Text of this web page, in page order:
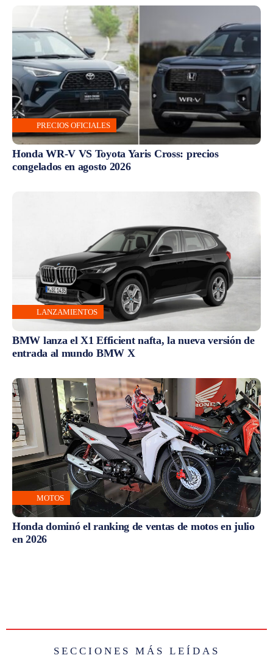
PRECIOS OFICIALES
Honda WR-V VS Toyota Yaris Cross: precios
congelados en agosto 2026
LANZAMIENTOS
BMW lanza el X1 Efficient nafta, la nueva versión de
entrada al mundo BMW X
MOTOS
Honda dominó el ranking de ventas de motos en julio
en 2026
SECCIONES MÁS LEÍDAS